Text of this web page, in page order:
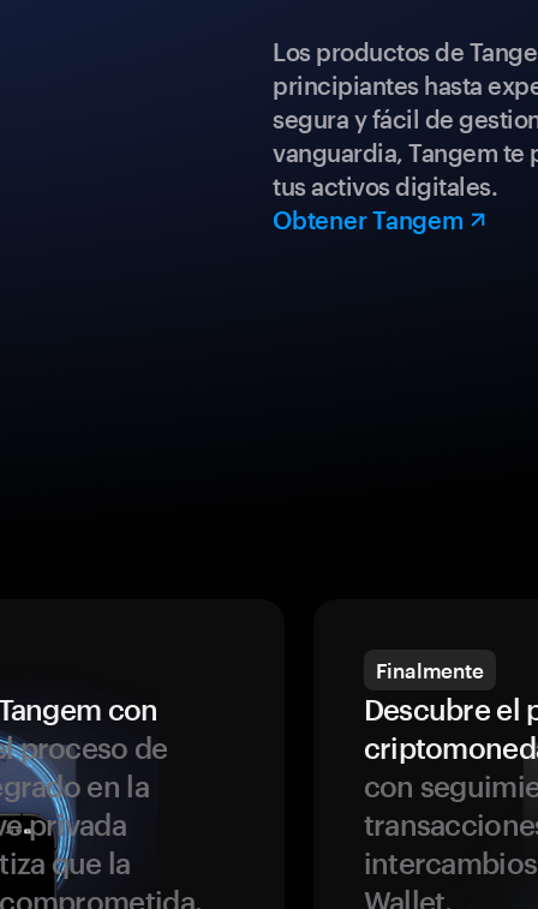
Los productos de
principiantes hasta
segura y fácil de
vanguardia, Tangem
tus activos digitales.
Obtener Tangem
con
proceso de
en la
privada
que la
Finalmente
Descubre el
con
Wallet.